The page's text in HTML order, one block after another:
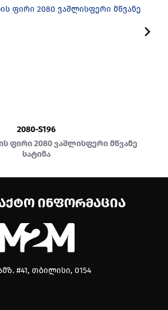
2080-S196
ფირი 2080 ვაშლისფერი მწვანე
სატინა
ᲘᲜᲤᲝᲠᲛᲐᲪᲘᲐ
#41, თბილისი, 0154